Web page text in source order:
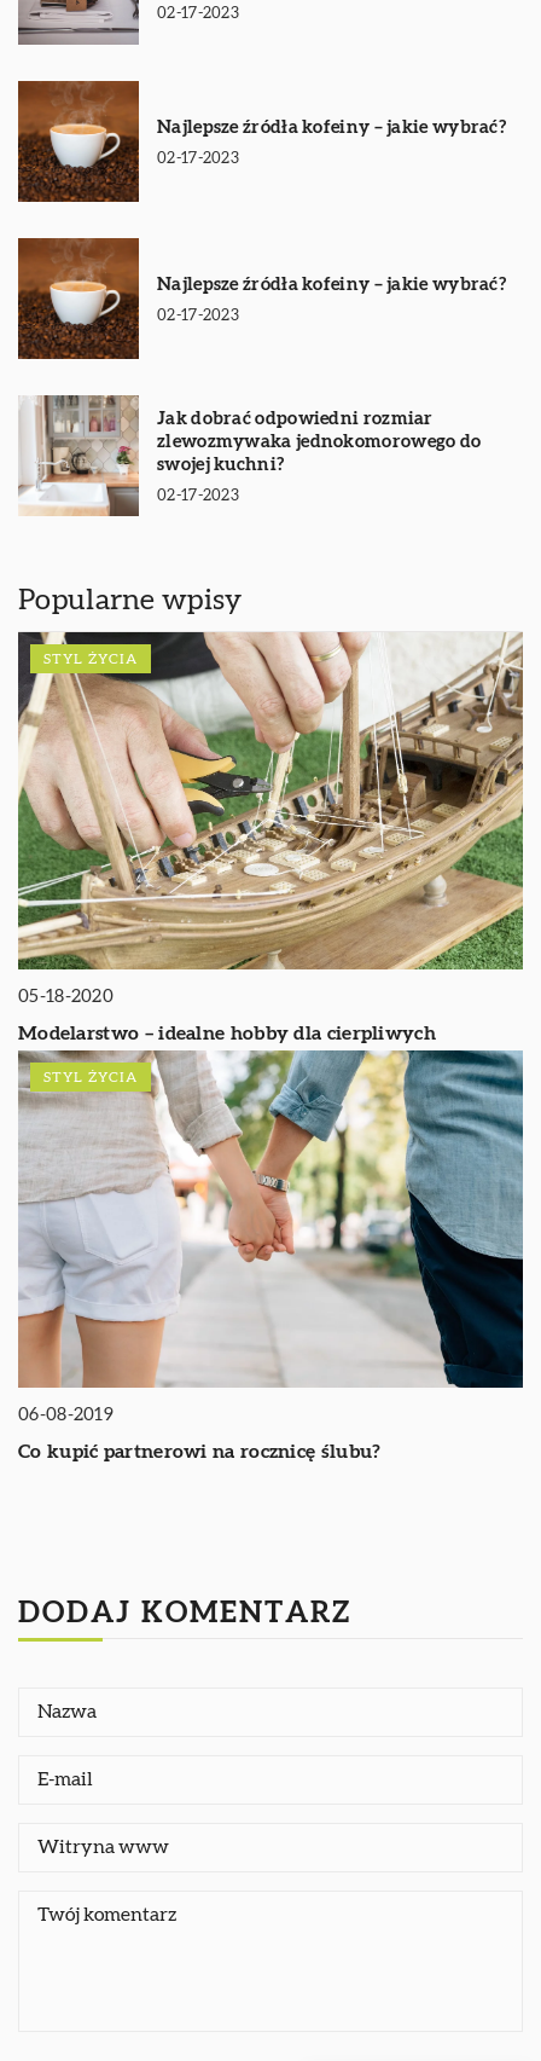
02-17-2023
Najlepsze źródła kofeiny – jakie wybrać?
02-17-2023
Najlepsze źródła kofeiny – jakie wybrać?
02-17-2023
Jak dobrać odpowiedni rozmiar
zlewozmywaka jednokomorowego do
swojej kuchni?
02-17-2023
Popularne wpisy
STYL ŻYCIA
05-18-2020
Modelarstwo – idealne hobby dla cierpliwych
STYL ŻYCIA
06-08-2019
Co kupić partnerowi na rocznicę ślubu?
DODAJ KOMENTARZ